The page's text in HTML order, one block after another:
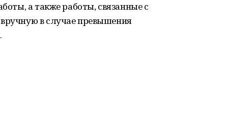
а также работы, связанные с
в случае превышения